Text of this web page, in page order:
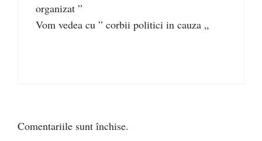
organizat ”
Vom vedea cu ” corbii politici in cauza „
Comentariile sunt închise.